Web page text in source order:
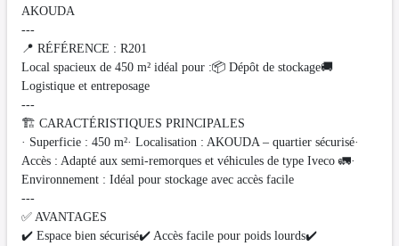
AKOUDA
---
📍 RÉFÉRENCE : R201
Local spacieux de 450 m² idéal pour :📦 Dépôt de stockage🚚
Logistique et entreposage
---
🏗️ CARACTÉRISTIQUES PRINCIPALES
· Superficie : 450 m²· Localisation : AKOUDA – quartier sécurisé·
Accès : Adapté aux semi-remorques et véhicules de type Iveco 🚛·
Environnement : Idéal pour stockage avec accès facile
---
✅ AVANTAGES
✔️ Espace bien sécurisé✔️ Accès facile pour poids lourds✔️